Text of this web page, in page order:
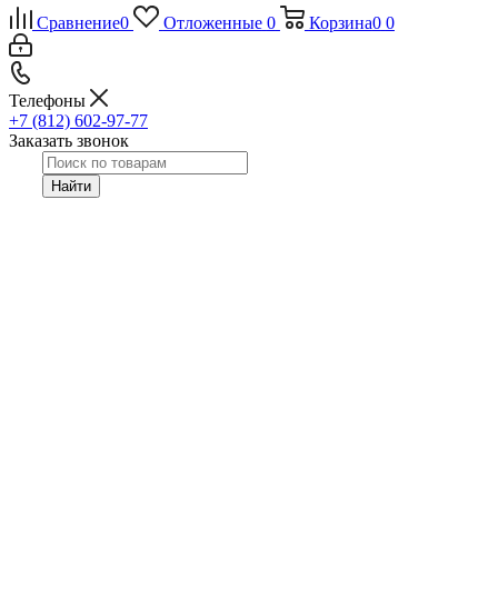
Сравнение0 Отложенные 0 Корзина0 0
Телефоны
+7 (812) 602-97-77
Заказать звонок
Найти